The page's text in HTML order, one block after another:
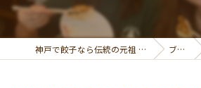
神戸で餃子なら伝統の元祖 ぎょうざ苑 ブログ